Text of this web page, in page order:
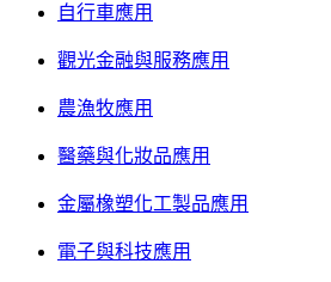
自行車應用
觀光金融與服務應用
農漁牧應用
醫藥與化妝品應用
金屬橡塑化工製品應用
電子與科技應用